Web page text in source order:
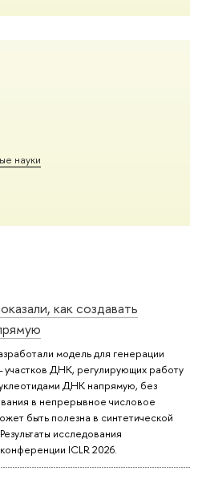
науки
как создавать
модель для генерации
ДНК, регулирующих работу
ДНК напрямую, без
в непрерывное числовое
быть полезна в синтетической
исследования
ICLR 2026.